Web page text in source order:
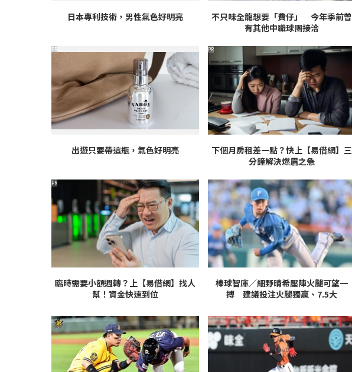
日本專利技術，男性氣色好明亮
不只味全龍想要「費仔」 今年季前曾
有其他中職球團接洽
出遊只要帶這瓶，氣色好明亮
PR
下個月房租差一點？快上【易借網】三
分鐘解決燃眉之急
PR
臨時需要小額週轉？上【易借網】找人
幫！資金快速到位
PR
棒球智庫／細野晴希壓陣火腿可望一
搏 建議投注火腿獨贏、7.5大